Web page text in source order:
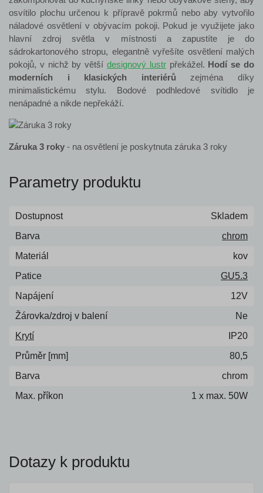
osvítilo plochu určenou k přípravě pokrmů nebo aby vytvořilo
náladové osvětlení v obývacím pokoji. Pokud je využijete jako
hlavní zdroj světla v místnosti a zapustíte je do
sádrokartonového stropu, elegantně vyřešíte osvětlení malých
pokojů, v nichž by větší designový lustrpřekážel. Hodí se do
moderních i klasických interiérů zejména díky
minimalistickému stylu. Bodové podhledové svítidlo je
nenápadné a nikde nepřekáží.
Záruka 3 roky - na osvětlení je poskytnuta záruka 3 roky
Parametry produktu
Dostupnost
Skladem
Barva
chrom
Materiál
kov
Patice
GU5.3
Napájení
12V
Žárovka/zdroj v balení
Ne
Krytí
IP20
Průměr [mm]
80,5
Barva
chrom
Max. příkon
1 x max. 50W
Dotazy k produktu